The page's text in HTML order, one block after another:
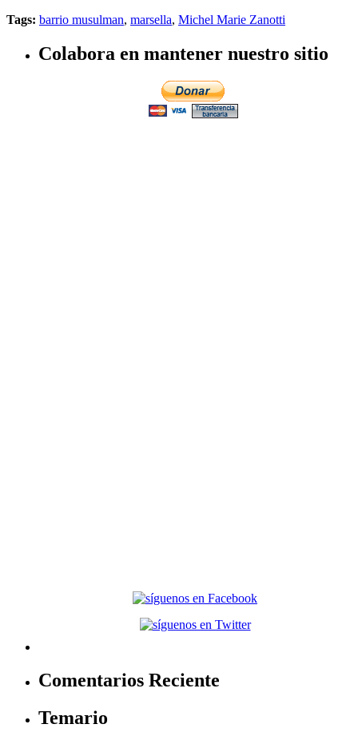
Tags: barrio musulman, marsella, Michel Marie Zanotti
Colabora en mantener nuestro sitio
Comentarios Reciente
Temario